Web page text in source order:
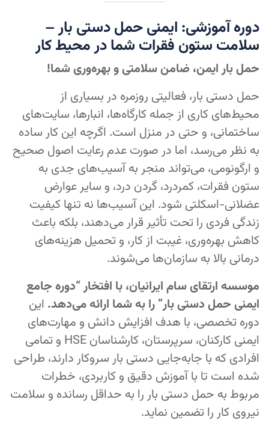
دوره آموزشی: ایمنی حمل دستی بار –
سلامت ستون فقرات شما در محیط کار
حمل بار ایمن، ضامن سلامتی و بهره‌وری شما!
حمل دستی بار، فعالیتی روزمره در بسیاری از
محیط‌های کاری از جمله کارگاه‌ها، انبارها، سایت‌های
ساختمانی، و حتی در منزل است. اگرچه این کار ساده
به نظر می‌رسد، اما در صورت عدم رعایت اصول صحیح
و ارگونومی، می‌تواند منجر به آسیب‌های جدی به
ستون فقرات، کمردرد، گردن درد، و سایر عوارض
عضلانی-اسکلتی شود. این آسیب‌ها نه تنها کیفیت
زندگی فردی را تحت تأثیر قرار می‌دهند، بلکه باعث
کاهش بهره‌وری، غیبت از کار، و تحمیل هزینه‌های
درمانی بالا به سازمان‌ها می‌شوند.
موسسه ارتقای سام ایرانیان، با افتخار “دوره جامع
ایمنی حمل دستی بار” را به شما ارائه می‌دهد. این
دوره تخصصی، با هدف افزایش دانش و مهارت‌های
ایمنی کارکنان، سرپرستان، کارشناسان HSE و تمامی
افرادی که با جابه‌جایی دستی بار سروکار دارند، طراحی
شده است تا با آموزش دقیق و کاربردی، خطرات
مربوط به حمل دستی بار را به حداقل رسانده و سلامت
نیروی کار را تضمین نماید.